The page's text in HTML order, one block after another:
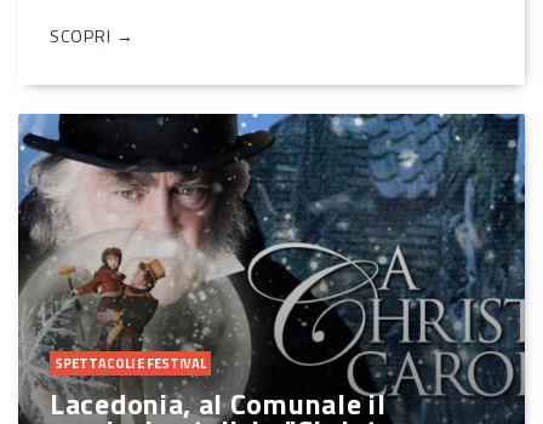
SCOPRI →
SPETTACOLI E FESTIVAL
Lacedonia, al Comunale il